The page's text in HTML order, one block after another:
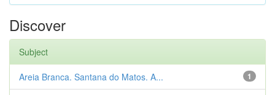
Discover
Subject
1
Areia Branca. Santana do Matos. A...